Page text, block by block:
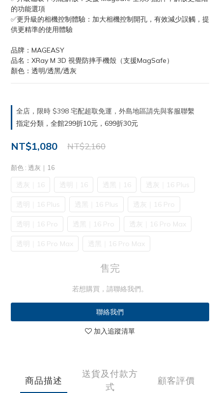
的功能選項
✅更升級的相機控制體驗：加大相機控制開孔，有效減少誤觸，提
供更精準的使用體驗
品牌：MAGEASY
品名：XRay M 3D 視覺防摔手機殼（支援MagSafe）
顏色：透明/透黑/透灰
全店，限時 $398 宅配超取免運，外島地區請先與客服聯繫
指定分類，全館299折10元，699折30元
NT$1,080 NT$2,160
顏色 : 透灰｜16
透灰｜16 透明｜16 透黑｜16 透灰｜16 Plus
透明｜16 Plus 透黑｜16 Plus 透灰｜16 Pro
透明｜16 Pro 透黑｜16 Pro 透灰｜16 Pro Max
透明｜16 Pro Max 透黑｜16 Pro Max
售完
若想購買，請聯絡我們。
聯絡我們
加入追蹤清單
商品描述
送貨及付款方
式
顧客評價